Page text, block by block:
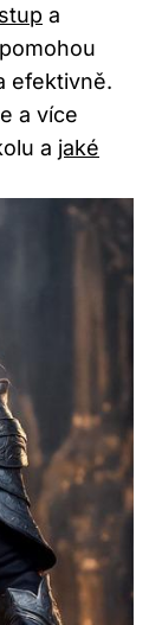
a
efektivně.
a jaké